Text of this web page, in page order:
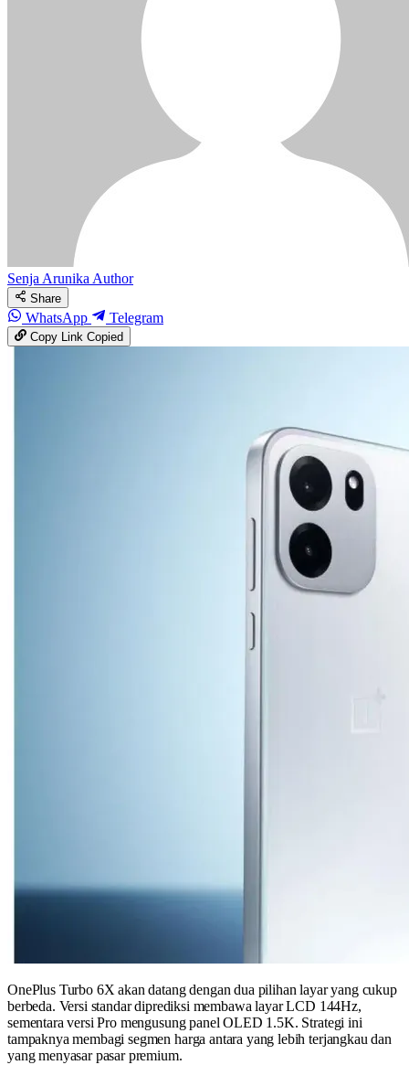
Senja ArunikaAuthor
Share
WhatsApp Telegram
Copy LinkCopied
OnePlus Turbo 6X akan datang dengan dua pilihan layar yang cukup
berbeda. Versi standar diprediksi membawa layar LCD 144Hz,
sementara versi Pro mengusung panel OLED 1.5K. Strategi ini
tampaknya membagi segmen harga antara yang lebih terjangkau dan
yang menyasar pasar premium.